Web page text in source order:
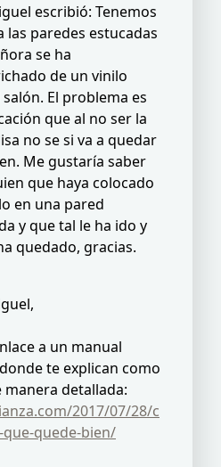
escribió: Tenemos
las paredes estucadas
se ha
de un vinilo
El problema es
que al no ser la
no se si va a quedar
Me gustaría saber
que haya colocado
en una pared
y que tal le ha ido y
quedado, gracias.
a un manual
te explican como
manera detallada:
2017/07/28/c
que-quede-bien/